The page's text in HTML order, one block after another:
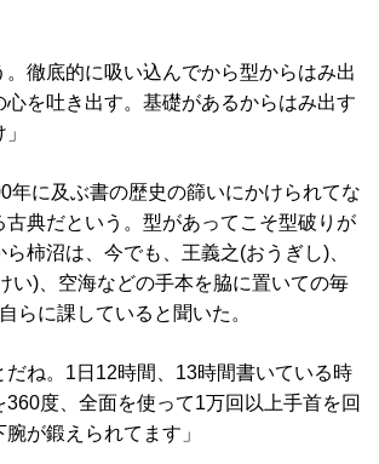
徹底的に吸い込んでから型からはみ出
心を吐き出す。基礎があるからはみ出す
に及ぶ書の歴史の篩いにかけられてな
古典だという。型があってこそ型破りが
柿沼は、今でも、王義之(おうぎし)、
い)、空海などの手本を脇に置いての毎
らに課していると聞いた。
ね。1日12時間、13時間書いている時
360度、全面を使って1万回以上手首を回
が鍛えられてます」